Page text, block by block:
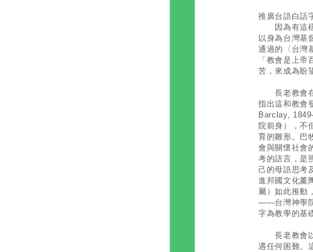
推廣台語白話
因為有這樣
以身為台灣基
通過的〈台灣
「教會是上
苦，來成為盼
長老教會在
指出這和教會
Barclay,
院前身），不
育的雛形。巴
會與關懷社會
考的語言，是
己的母語思考
進邦國文化薰
屬）如此推動
——台灣神學院
字為教學的基
長老教會以
遇任何困難。